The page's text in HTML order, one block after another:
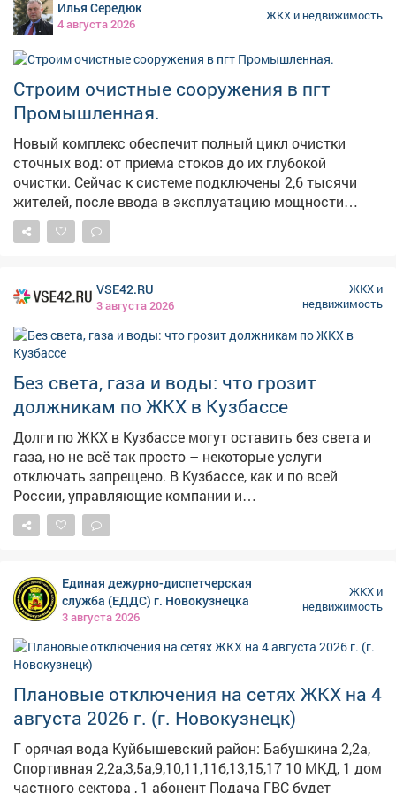
вывоз сооружений поручат специализированной
организации. Завершить работы должны не позднее
31 декабря этого года.
Илья Середюк
4 августа 2026
ЖКХ и недвижимость
Строим очистные сооружения в пгт
Промышленная.
Новый комплекс обеспечит полный цикл очистки
сточных вод: от приема стоков до их глубокой
очистки. Сейчас к системе подключены 2,6 тысячи
жителей, после ввода в эксплуатацию мощности
позволят подключить еще около пятисот абонентов.
Мы создаем инфраструктуру, которая напрямую
обстановке. Но главное - это создаст задел для
дальнейшего развития территории, в том числе
строительства многоквартирного жилья и
социальных объектов.
VSE42.RU
3 августа 2026
ЖКХ и
недвижимость
Без света, газа и воды: что грозит
должникам по ЖКХ в Кузбассе
Долги по ЖКХ в Кузбассе могут оставить без света и
газа, но не всё так просто – некоторые услуги
отключать запрещено. В Кузбассе, как и по всей
России, управляющие компании и
ресурсоснабжающие организации имеют право
ограничивать подачу коммунальных услуг при
строгого соблюдения порядка. Согласно
законодательству, отключение возможно, если долг
превышает сумму двух месячных платежей по
должен получить письменное предупреждение.
Полное отключение – только через 10 дней после
введения ограничения, если долг не погашен.
Категорически запрещено отключать холодную воду,
отопление и газ в квартирах, использующих его для
обогрева зимой. Также нельзя приостанавливать
вывоз мусора для одного неплательщика. После
оплаты услугу восстанавливают в течение двух дней.
Единая дежурно-диспетчерская
служба (ЕДДС) г. Новокузнецка
3 августа 2026
ЖКХ и
недвижимость
Плановые отключения на сетях ЖКХ на 4
августа 2026 г. (г. Новокузнецк)
Г орячая вода Куйбышевский район: Бабушкина 2,2а,
Спортивная 2,2а,3,5а,9,10,11,11б,13,15,17 10 МКД, 1 дом
частного сектора , 1 абонент Подача ГВС будет